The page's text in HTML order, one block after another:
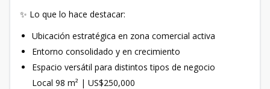
✨ Lo que lo hace destacar:
Ubicación estratégica en zona comercial activa
Entorno consolidado y en crecimiento
Espacio versátil para distintos tipos de negocio
Local 98 m² | US$250,000